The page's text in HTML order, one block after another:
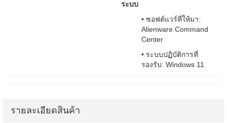
ระบบ
• ซอฟต์แวร์ที่ให้มา:
Alienware Command
Center
• ระบบปฏิบัติการที่
รองรับ: Windows 11
รายละเอียดสินค้า